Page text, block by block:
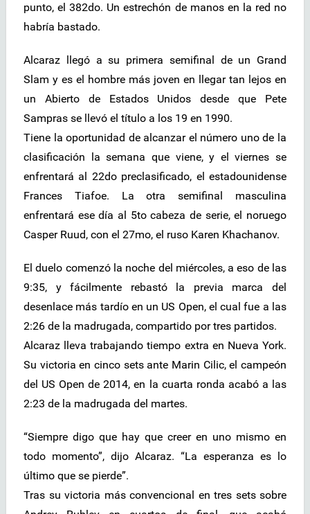
punto, el 382do. Un estrechón de manos en la red no
habría bastado.
Alcaraz llegó a su primera semifinal de un Grand
Slam y es el hombre más joven en llegar tan lejos en
un Abierto de Estados Unidos desde que Pete
Sampras se llevó el título a los 19 en 1990.
Tiene la oportunidad de alcanzar el número uno de la
clasificación la semana que viene, y el viernes se
enfrentará al 22do preclasificado, el estadounidense
Frances Tiafoe. La otra semifinal masculina
enfrentará ese día al 5to cabeza de serie, el noruego
Casper Ruud, con el 27mo, el ruso Karen Khachanov.
El duelo comenzó la noche del miércoles, a eso de las
9:35, y fácilmente rebastó la previa marca del
desenlace más tardío en un US Open, el cual fue a las
2:26 de la madrugada, compartido por tres partidos.
Alcaraz lleva trabajando tiempo extra en Nueva York.
Su victoria en cinco sets ante Marin Cilic, el campeón
del US Open de 2014, en la cuarta ronda acabó a las
2:23 de la madrugada del martes.
“Siempre digo que hay que creer en uno mismo en
todo momento”, dijo Alcaraz. “La esperanza es lo
último que se pierde”.
Tras su victoria más convencional en tres sets sobre